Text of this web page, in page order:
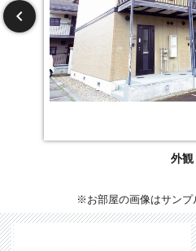
外観
※お部屋の画像はサンプ